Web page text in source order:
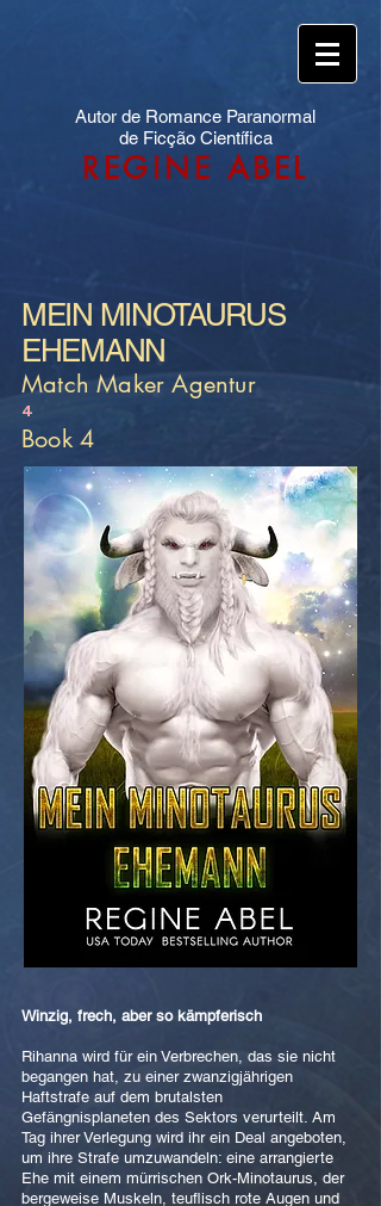
Autor de Romance Paranormal
de Ficção Científica
REGINE ABEL
MEIN MINOTAURUS
EHEMANN
Match Maker Agentur
4
Book 4
Winzig, frech, aber so kämpferisch
Rihanna wird für ein Verbrechen, das sie nicht
begangen hat, zu einer zwanzigjährigen
Haftstrafe auf dem brutalsten
Gefängnisplaneten des Sektors verurteilt. Am
Tag ihrer Verlegung wird ihr ein Deal angeboten,
um ihre Strafe umzuwandeln: eine arrangierte
Ehe mit einem mürrischen Ork-Minotaurus, der
bergeweise Muskeln, teuflisch rote Augen und